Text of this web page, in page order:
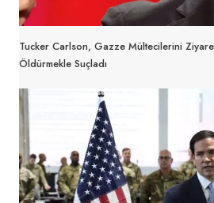
Tucker Carlson, Gazze Mültecilerini
Öldürmekle Suçladı